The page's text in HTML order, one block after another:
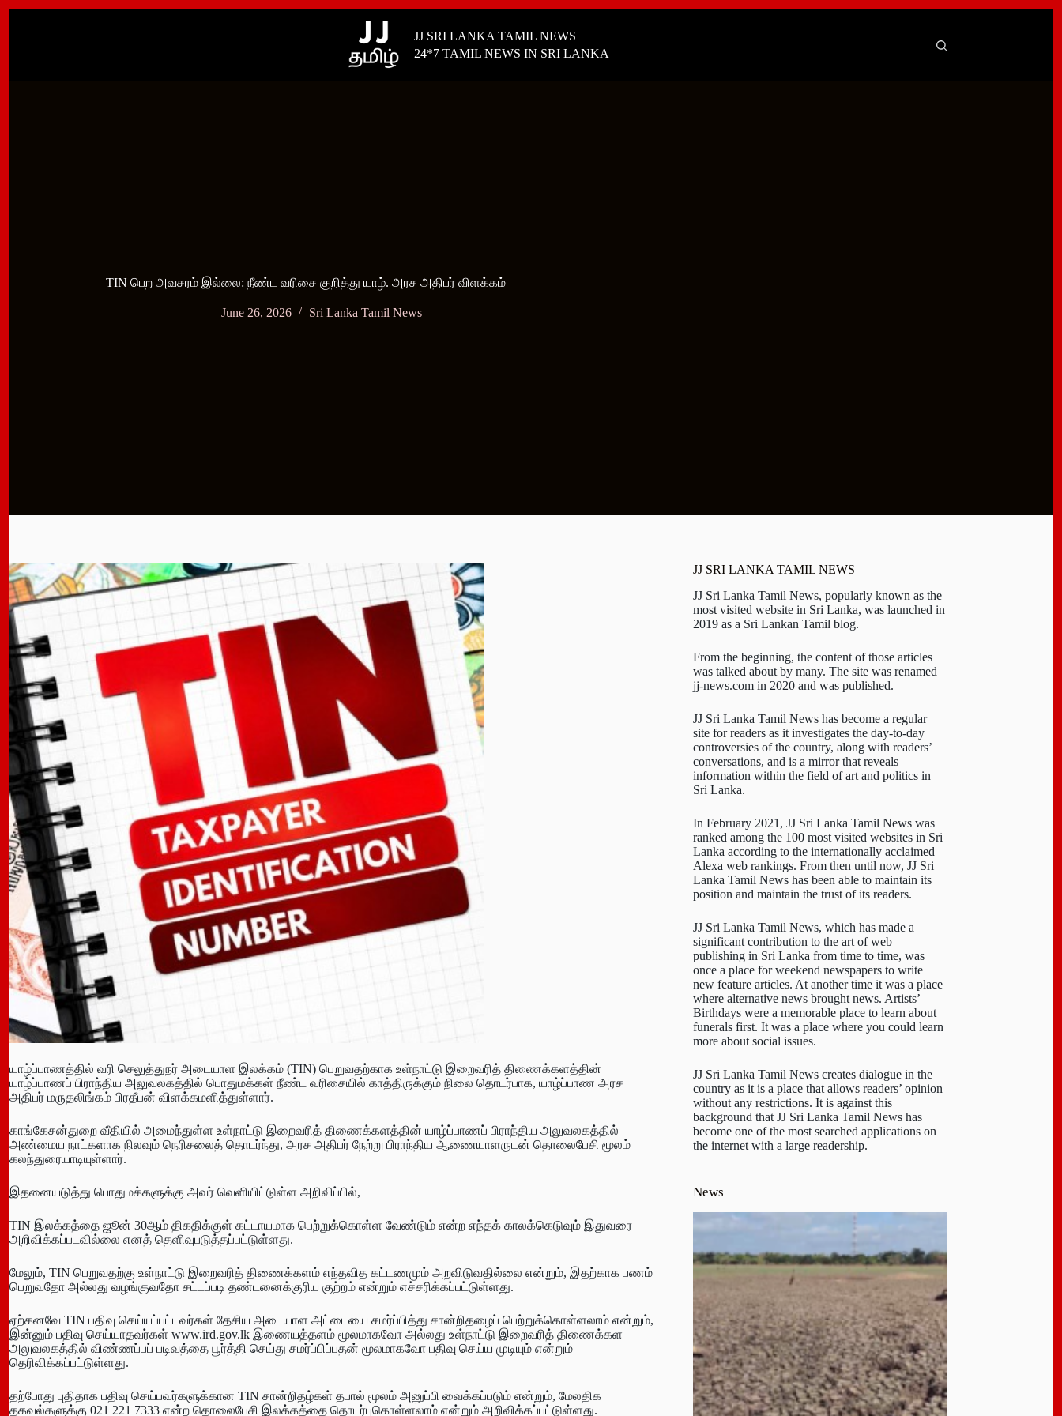
JJ SRI LANKA TAMIL NEWS
24*7 TAMIL NEWS IN SRI LANKA
TIN பெற அவசரம் இல்லை: நீண்ட வரிசை குறித்து யாழ். அரச அதிபர் விளக்கம்
June 26, 2026 Sri Lanka Tamil News
யாழ்ப்பாணத்தில் வரி செலுத்துநர் அடையாள இலக்கம் (TIN) பெறுவதற்காக உள்நாட்டு இறைவரித் திணைக்களத்தின்
யாழ்ப்பாணப் பிராந்திய அலுவலகத்தில் பொதுமக்கள் நீண்ட வரிசையில் காத்திருக்கும் நிலை தொடர்பாக, யாழ்ப்பாண அரச
அதிபர் மருதலிங்கம் பிரதீபன் விளக்கமளித்துள்ளார்.
காங்கேசன்துறை வீதியில் அமைந்துள்ள உள்நாட்டு இறைவரித் திணைக்களத்தின் யாழ்ப்பாணப் பிராந்திய அலுவலகத்தில்
அண்மைய நாட்களாக நிலவும் நெரிசலைத் தொடர்ந்து, அரச அதிபர் நேற்று பிராந்திய ஆணையாளருடன் தொலைபேசி மூலம்
கலந்துரையாடியுள்ளார்.
இதனையடுத்து பொதுமக்களுக்கு அவர் வெளியிட்டுள்ள அறிவிப்பில்,
TIN இலக்கத்தை ஜூன் 30ஆம் திகதிக்குள் கட்டாயமாக பெற்றுக்கொள்ள வேண்டும் என்ற எந்தக் காலக்கெடுவும் இதுவரை
அறிவிக்கப்படவில்லை எனத் தெளிவுபடுத்தப்பட்டுள்ளது.
மேலும், TIN பெறுவதற்கு உள்நாட்டு இறைவரித் திணைக்களம் எந்தவித கட்டணமும் அறவிடுவதில்லை என்றும், இதற்காக பணம்
பெறுவதோ அல்லது வழங்குவதோ சட்டப்படி தண்டனைக்குரிய குற்றம் என்றும் எச்சரிக்கப்பட்டுள்ளது.
ஏற்கனவே TIN பதிவு செய்யப்பட்டவர்கள் தேசிய அடையாள அட்டையை சமர்ப்பித்து சான்றிதழைப் பெற்றுக்கொள்ளலாம் என்றும்,
இன்னும் பதிவு செய்யாதவர்கள் www.ird.gov.lk இணையத்தளம் மூலமாகவோ அல்லது உள்நாட்டு இறைவரித் திணைக்கள
அலுவலகத்தில் விண்ணப்பப் படிவத்தை பூர்த்தி செய்து சமர்ப்பிப்பதன் மூலமாகவோ பதிவு செய்ய முடியும் என்றும்
தெரிவிக்கப்பட்டுள்ளது.
தற்போது புதிதாக பதிவு செய்பவர்களுக்கான TIN சான்றிதழ்கள் தபால் மூலம் அனுப்பி வைக்கப்படும் என்றும், மேலதிக
தகவல்களுக்கு 021 221 7333 என்ற தொலைபேசி இலக்கத்தை தொடர்புகொள்ளலாம் என்றும் அறிவிக்கப்பட்டுள்ளது.
JJ SRI LANKA TAMIL NEWS
JJ Sri Lanka Tamil News, popularly known as the
most visited website in Sri Lanka, was launched in
2019 as a Sri Lankan Tamil blog.
From the beginning, the content of those articles
was talked about by many. The site was renamed
jj-news.com in 2020 and was published.
JJ Sri Lanka Tamil News has become a regular
site for readers as it investigates the day-to-day
controversies of the country, along with readers’
conversations, and is a mirror that reveals
information within the field of art and politics in
Sri Lanka.
In February 2021, JJ Sri Lanka Tamil News was
ranked among the 100 most visited websites in Sri
Lanka according to the internationally acclaimed
Alexa web rankings. From then until now, JJ Sri
Lanka Tamil News has been able to maintain its
position and maintain the trust of its readers.
JJ Sri Lanka Tamil News, which has made a
significant contribution to the art of web
publishing in Sri Lanka from time to time, was
once a place for weekend newspapers to write
new feature articles. At another time it was a place
where alternative news brought news. Artists’
Birthdays were a memorable place to learn about
funerals first. It was a place where you could learn
more about social issues.
JJ Sri Lanka Tamil News creates dialogue in the
country as it is a place that allows readers’ opinion
without any restrictions. It is against this
background that JJ Sri Lanka Tamil News has
become one of the most searched applications on
the internet with a large readership.
News